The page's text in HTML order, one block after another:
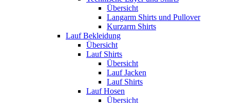
Übersicht
Langarm Shirts und Pullover
Kurzarm Shirts
Lauf Bekleidung
Übersicht
Lauf Shirts
Übersicht
Lauf Jacken
Lauf Shirts
Lauf Hosen
Übersicht